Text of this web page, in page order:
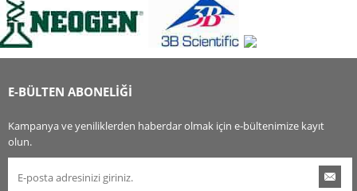
E-BÜLTEN ABONELİĞİ
Kampanya ve yeniliklerden haberdar olmak için e-bültenimize kayıt
olun.